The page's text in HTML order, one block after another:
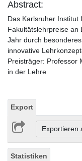
Abstract:
Das Karlsruher Institut
Fakultätslehrpreise an
Jahr durch
innovative
Preisträger: Professor
in der Lehre
Export
Statistiken